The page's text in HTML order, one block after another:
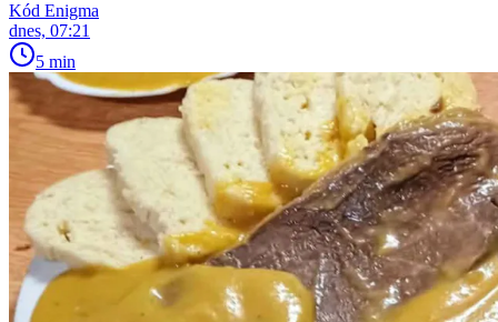
Kód Enigma
dnes, 07:21
5 min